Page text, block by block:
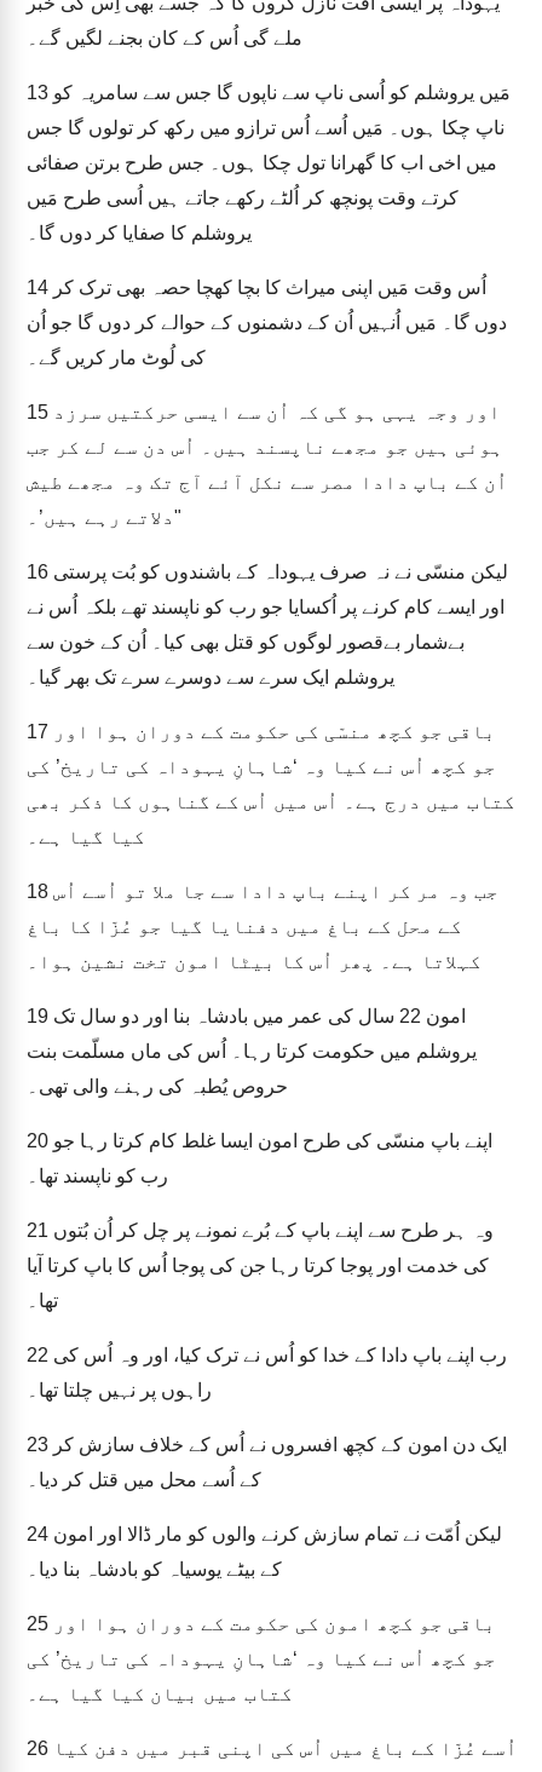
ملے گی اُس کے کان بجنے لگیں گے۔
13
ناپ چکا ہوں۔ مَیں اُسے اُس ترازو میں رکھ کر تولوں گا جس
میں اخی اب کا گھرانا تول چکا ہوں۔ جس طرح برتن صفائی
کرتے وقت پونچھ کر اُلٹے رکھے جاتے ہیں اُسی طرح مَیں
یروشلم کا صفایا کر دوں گا۔
14
دوں گا۔ مَیں اُنہیں اُن کے دشمنوں کے حوالے کر دوں گا جو اُن
کی لُوٹ مار کریں گے۔
15
ہوئی ہیں جو مجھے ناپسند ہیں۔ اُس دن سے لے کر جب
اُن کے باپ دادا مصر سے نکل آئے آج تک وہ مجھے طیش
دلاتے رہے ہیں’۔"
16
اور ایسے کام کرنے پر اُکسایا جو رب کو ناپسند تھے بلکہ اُس نے
بےشمار بےقصور لوگوں کو قتل بھی کیا۔ اُن کے خون سے
یروشلم ایک سرے سے دوسرے سرے تک بھر گیا۔
17
جو کچھ اُس نے کیا وہ ‘شاہانِ یہوداہ کی تاریخ’ کی
کتاب میں درج ہے۔ اُس میں اُس کے گناہوں کا ذکر بھی
کیا گیا ہے۔
18
کے محل کے باغ میں دفنایا گیا جو عُزّا کا باغ
کہلاتا ہے۔ پھر اُس کا بیٹا امون تخت نشین ہوا۔
19
یروشلم میں حکومت کرتا رہا۔ اُس کی ماں مسلّمت بنت
حروص یُطبہ کی رہنے والی تھی۔
20
رب کو ناپسند تھا۔
21
کی خدمت اور پوجا کرتا رہا جن کی پوجا اُس کا باپ کرتا آیا
تھا۔
22
راہوں پر نہیں چلتا تھا۔
23
کے اُسے محل میں قتل کر دیا۔
24
کے بیٹے یوسیاہ کو بادشاہ بنا دیا۔
25
جو کچھ اُس نے کیا وہ ‘شاہانِ یہوداہ کی تاریخ’ کی
کتاب میں بیان کیا گیا ہے۔
26